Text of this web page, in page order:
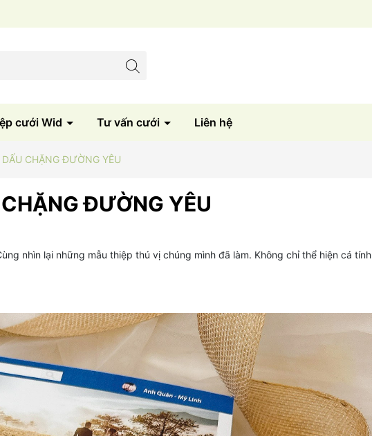
cưới Wid Tư vấn cưới Liên hệ
CHẶNG ĐƯỜNG YÊU
ĐƯỜNG YÊU
nhìn lại những mẫu thiệp thú vị chúng mình đã làm. Không chỉ thể hiện cá tính